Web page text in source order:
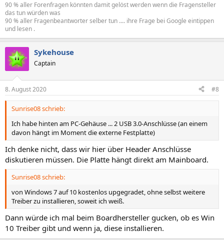
90 % aller Forenfragen könnten damit gelöst werden wenn die Fragensteller
das tun würden was
90 % aller Fragenbeantworter selber tun .... ihre Frage bei Google eintippen
und lesen .
Sykehouse
Captain
8. August 2020 #8
Sunrise08 schrieb:
Ich habe hinten am PC-Gehäuse ... 2 USB 3.0-Anschlüsse (an einem
davon hängt im Moment die externe Festplatte)
Ich denke nicht, dass wir hier über Header Anschlüsse
diskutieren müssen. Die Platte hängt direkt am Mainboard.
Sunrise08 schrieb:
von Windows 7 auf 10 kostenlos upgegradet, ohne selbst weitere
Treiber zu installieren, soweit ich weiß.
Dann würde ich mal beim Boardhersteller gucken, ob es Win
10 Treiber gibt und wenn ja, diese installieren.